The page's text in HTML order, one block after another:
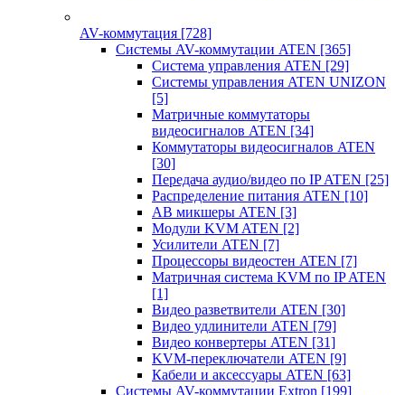
AV-коммутация [728]
Системы AV-коммутации ATEN [365]
Система управления ATEN [29]
Системы управления ATEN UNIZON
[5]
Матричные коммутаторы
видеосигналов ATEN [34]
Коммутаторы видеосигналов ATEN
[30]
Передача аудио/видео по IP ATEN [25]
Распределение питания ATEN [10]
АВ микшеры ATEN [3]
Модули KVM ATEN [2]
Усилители ATEN [7]
Процессоры видеостен ATEN [7]
Матричная система KVM по IP ATEN
[1]
Видео разветвители ATEN [30]
Видео удлинители ATEN [79]
Видео конвертеры ATEN [31]
KVM-переключатели ATEN [9]
Кабели и аксессуары ATEN [63]
Системы AV-коммутации Extron [199]